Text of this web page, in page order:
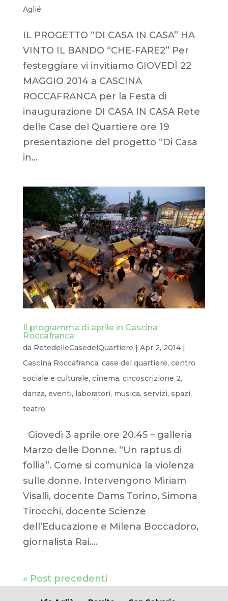
Aglié
IL PROGETTO “DI CASA IN CASA” HA
VINTO IL BANDO “CHE-FARE2” Per
festeggiare vi invitiamo GIOVEDÌ 22
MAGGIO 2014 a CASCINA
ROCCAFRANCA per la Festa di
inaugurazione DI CASA IN CASA Rete
delle Case del Quartiere ore 19
presentazione del progetto “Di Casa
in...
Il programma di aprile in Cascina
Roccafranca
da RetedelleCasedelQuartiere | Apr 2, 2014|
Cascina Roccafranca, case del quartiere, centro
sociale e culturale, cinema, circoscrizione 2,
danza, eventi, laboratori, musica, servizi, spazi,
teatro
Giovedì 3 aprile ore 20.45 – galleria
Marzo delle Donne. “Un raptus di
follia”. Come si comunica la violenza
sulle donne. Intervengono Miriam
Visalli, docente Dams Torino, Simona
Tirocchi, docente Scienze
dell’Educazione e Milena Boccadoro,
giornalista Rai....
« Post precedenti